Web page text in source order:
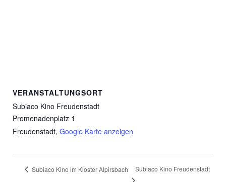
VERANSTALTUNGSORT
Subiaco Kino Freudenstadt
Promenadenplatz 1
Freudenstadt, Google Karte anzeigen
Subiaco Kino im Kloster Alpirsbach Subiaco Kino Freudenstadt